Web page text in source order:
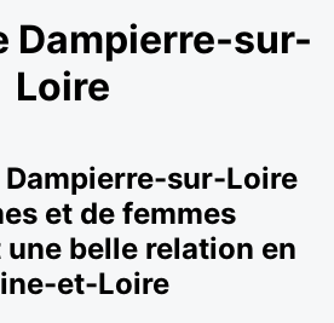
Dampierre-sur-
Loire
Dampierre-sur-Loire
et de femmes
belle relation en
et-Loire